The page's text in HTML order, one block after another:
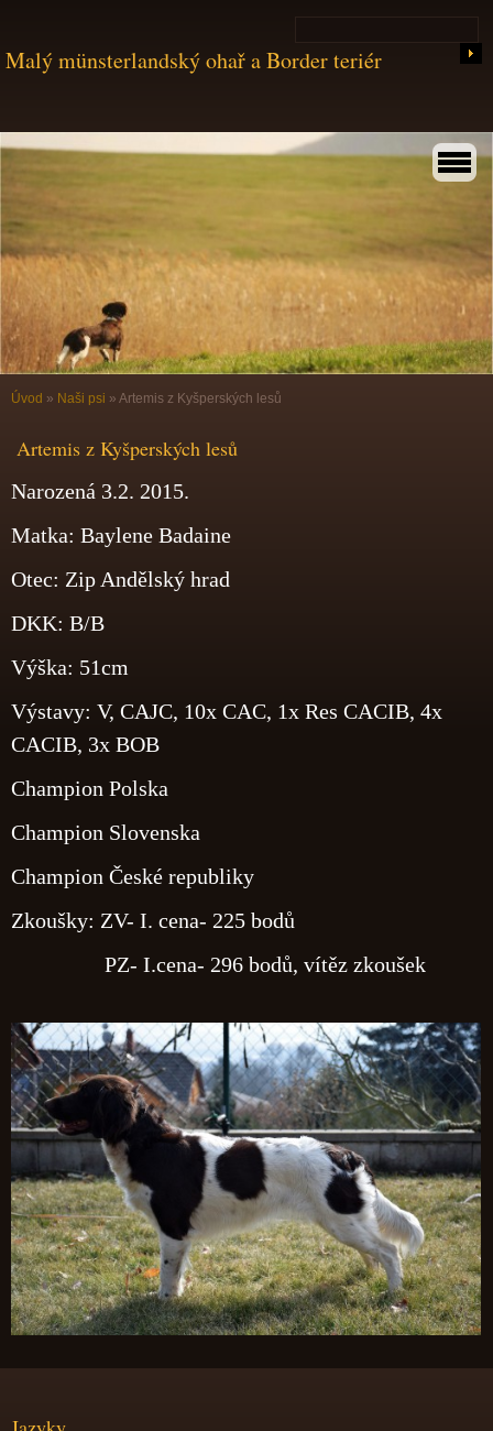
Malý münsterlandský ohař a Border teriér
Úvod » Naši psi » Artemis z Kyšperských lesů
Artemis z Kyšperských lesů
Narozená 3.2. 2015.
Matka: Baylene Badaine
Otec: Zip Andělský hrad
DKK: B/B
Výška: 51cm
Výstavy: V, CAJC, 10x CAC, 1x Res CACIB, 4x
CACIB, 3x BOB
Champion Polska
Champion Slovenska
Champion České republiky
Zkoušky: ZV- I. cena- 225 bodů
PZ- I.cena- 296 bodů, vítěz zkoušek